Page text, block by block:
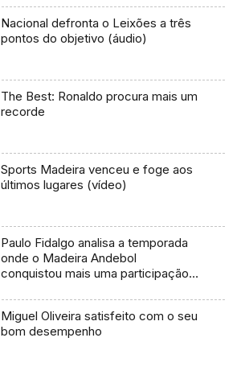
Nacional defronta o Leixões a três
pontos do objetivo (áudio)
The Best: Ronaldo procura mais um
recorde
Sports Madeira venceu e foge aos
últimos lugares (vídeo)
Paulo Fidalgo analisa a temporada
onde o Madeira Andebol
conquistou mais uma participação
Miguel Oliveira satisfeito com o seu
bom desempenho